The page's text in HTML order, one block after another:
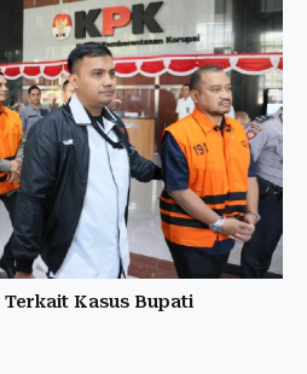
Terkait Kasus Bupati